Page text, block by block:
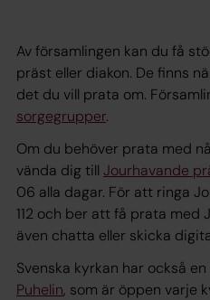
Av församlingen kan du få
präst eller diakon. De finns
det du vill prata om.
sorgegrupper.
Om du behöver prata med
vända dig till Jourhavande
06 alla dagar. För att ringa
112 och ber att få prata med
även chatta eller skicka
Svenska kyrkan har också
Puhelin, som är öppen varje